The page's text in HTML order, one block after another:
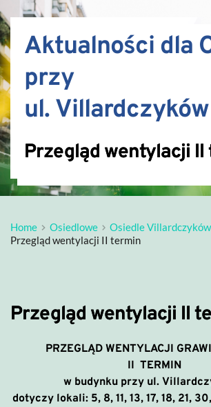
Aktualności dla
przy
ul.
Przegląd wentylacji
Home Osiedlowe
Osiedle
Przegląd wentylacji II termin
Przegląd wentylacji II
PRZEGLĄD WENTYLACJI
II TERMIN
w budynku przy ul.
dotyczy lokali: 5, 8, 11, 13, 17, 18, 21,